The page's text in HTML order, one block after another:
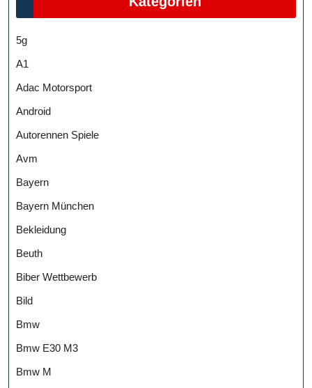
5g
A1
Adac Motorsport
Android
Autorennen Spiele
Avm
Bayern
Bayern München
Bekleidung
Beuth
Biber Wettbewerb
Bild
Bmw
Bmw E30 M3
Bmw M